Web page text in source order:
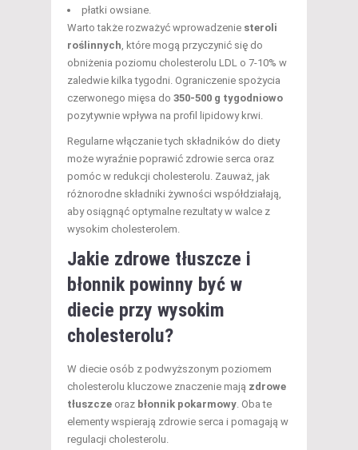
płatki owsiane.
Warto także rozważyć wprowadzenie steroli
roślinnych, które mogą przyczynić się do
obniżenia poziomu cholesterolu LDL o 7-10% w
zaledwie kilka tygodni. Ograniczenie spożycia
czerwonego mięsa do 350-500 g tygodniowo
pozytywnie wpływa na profil lipidowy krwi.
Regularne włączanie tych składników do diety
może wyraźnie poprawić zdrowie serca oraz
pomóc w redukcji cholesterolu. Zauważ, jak
różnorodne składniki żywności współdziałają,
aby osiągnąć optymalne rezultaty w walce z
wysokim cholesterolem.
Jakie zdrowe tłuszcze i
błonnik powinny być w
diecie przy wysokim
cholesterolu?
W diecie osób z podwyższonym poziomem
cholesterolu kluczowe znaczenie mają zdrowe
tłuszcze oraz błonnik pokarmowy. Oba te
elementy wspierają zdrowie serca i pomagają w
regulacji cholesterolu.